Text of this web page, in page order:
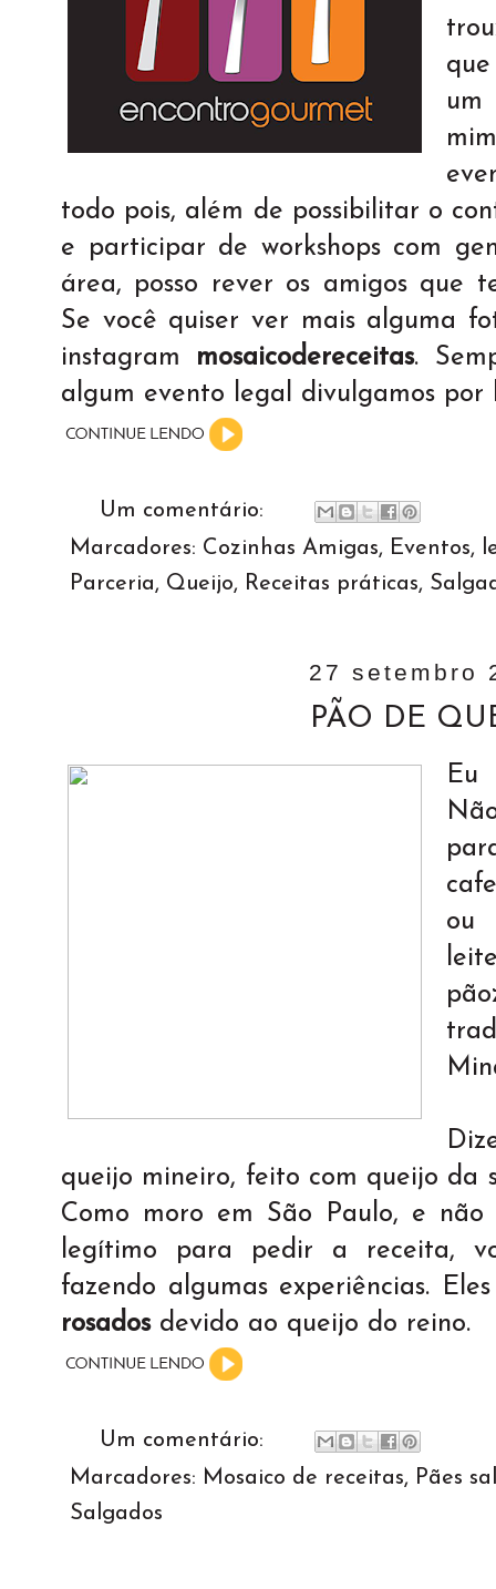
um
todo pois, além de possibilitar o
e participar de workshops com
área, posso rever os amigos que
Se você quiser ver mais alguma
instagram mosaicodereceitas.
algum evento legal divulgamos por
Um comentário:
Marcadores: Cozinhas Amigas, Eventos,
Parceria, Queijo, Receitas práticas,
27 setembro
PÃO DE
Eu
ou
queijo mineiro, feito com queijo da
Como moro em São Paulo, e não
legítimo para pedir a receita,
fazendo algumas experiências.
rosados devido ao queijo do reino.
Um comentário:
Marcadores: Mosaico de receitas, Pães
Salgados